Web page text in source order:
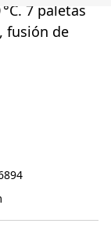
7 paletas
fusión de